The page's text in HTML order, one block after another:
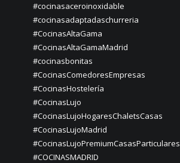
#cocinasaceroinoxidable
#cocinasadaptadaschurreria
#CocinasAltaGama
#CocinasAltaGamaMadrid
#cocinasbonitas
#CocinasComedoresEmpresas
#CocinasHostelería
#CocinasLujo
#CocinasLujoHogaresChaletsCasas
#CocinasLujoMadrid
#CocinasLujoPremiumCasasParticulares
#COCINASMADRID